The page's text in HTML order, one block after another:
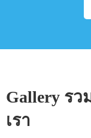
Gallery ร
เรา